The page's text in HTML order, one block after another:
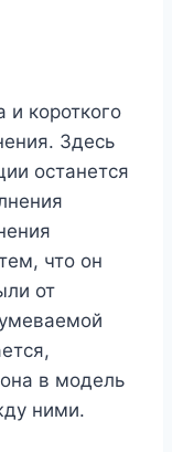
и короткого
Здесь
останется
что он
от
в модель
ними.